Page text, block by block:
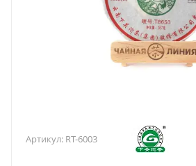
Артикул: RT-6003